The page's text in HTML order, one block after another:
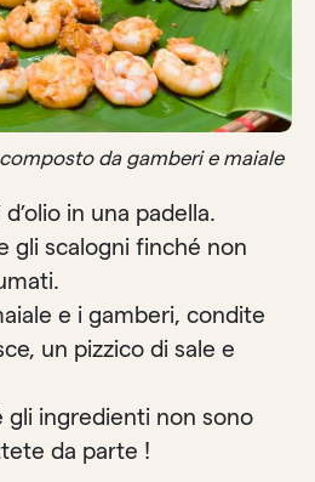
da gamberi e maiale
in una padella.
gli scalogni finché non
e i gamberi, condite
un pizzico di sale e
ingredienti non sono
da parte !